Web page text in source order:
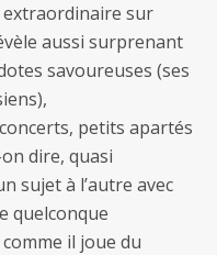
extraordinaire sur
aussi surprenant
savoureuses (ses
petits apartés
dire, quasi
sujet à l’autre avec
quelconque
il joue du